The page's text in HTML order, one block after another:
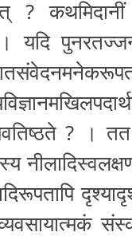
?
यदि
? । ततः